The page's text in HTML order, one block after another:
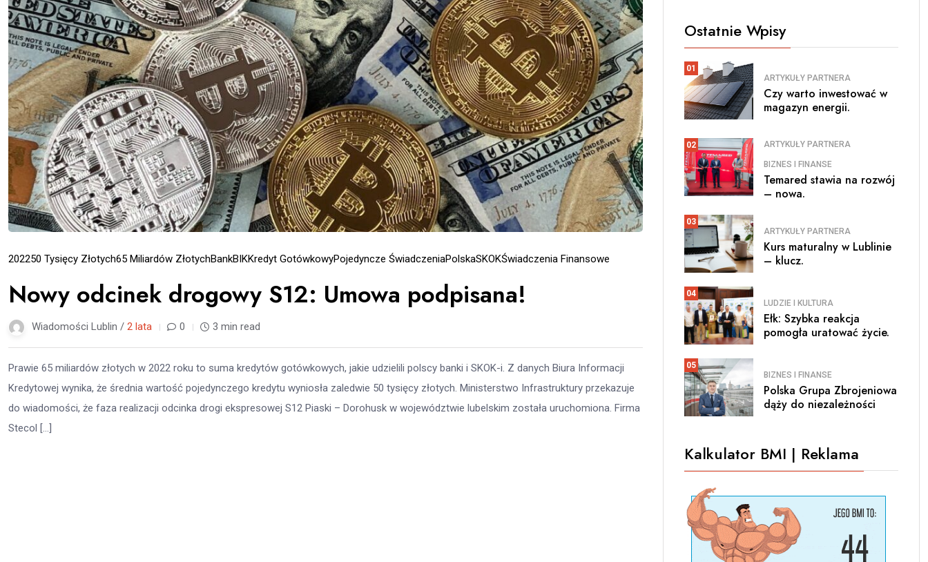
202250 Tysięcy Złotych65 Miliardów ZłotychBankBIKKredyt GotówkowyPojedyncze ŚwiadczeniaPolskaSKOKŚwiadczenia Finansowe
Nowy odcinek drogowy S12: Umowa podpisana!
Wiadomości Lublin / 2 lata 0 3 min read
Prawie 65 miliardów złotych w 2022 roku to suma kredytów gotówkowych, jakie udzielili polscy banki i SKOK-i. Z danych Biura Informacji
Kredytowej wynika, że średnia wartość pojedynczego kredytu wyniosła zaledwie 50 tysięcy złotych. Ministerstwo Infrastruktury przekazuje
do wiadomości, że faza realizacji odcinka drogi ekspresowej S12 Piaski – Dorohusk w województwie lubelskim została uruchomiona. Firma
Stecol […]
Ostatnie Wpisy
01
ARTYKUŁY PARTNERA
Czy warto inwestować w
magazyn energii.
02 ARTYKUŁY PARTNERA
BIZNES I FINANSE
Temared stawia na rozwój
– nowa.
03
ARTYKUŁY PARTNERA
Kurs maturalny w Lublinie
– klucz.
04
LUDZIE I KULTURA
Ełk: Szybka reakcja
pomogła uratować życie.
05
BIZNES I FINANSE
Polska Grupa Zbrojeniowa
dąży do niezależności
Kalkulator BMI | Reklama